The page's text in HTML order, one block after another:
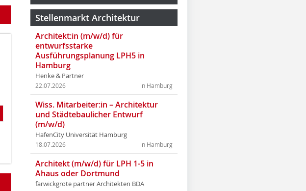
Stellenmarkt Architektur
Architekt:in (m/w/d) für
entwurfsstarke
Ausführungsplanung LPH5 in
Hamburg
Henke & Partner
in Hamburg
22.07.2026
Wiss. Mitarbeiter:in – Architektur
und Städtebaulicher Entwurf
(m/w/d)
HafenCity Universität Hamburg
in Hamburg
18.07.2026
Architekt (m/w/d) für LPH 1-5 in
Ahaus oder Dortmund
farwickgrote partner Architekten BDA